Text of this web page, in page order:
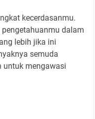
kecerdasanmu.
dalam
lebih jika ini
semuda
untuk mengawasi